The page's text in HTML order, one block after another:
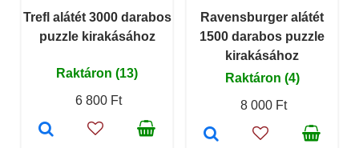
Trefl alátét 3000 darabos
puzzle kirakásához
Raktáron (13)
6 800 Ft
Ravensburger alátét
1500 darabos puzzle
kirakásához
Raktáron (4)
8 000 Ft